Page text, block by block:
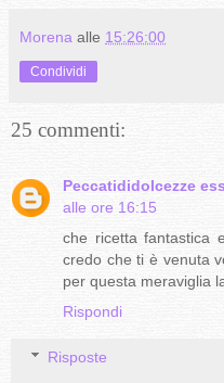
Morena alle 15:26:00
Condividi
25 commenti:
Peccatididolcezze
alle ore 16:15
che ricetta fantastica
credo che ti è venuta
per questa meraviglia
Rispondi
Risposte